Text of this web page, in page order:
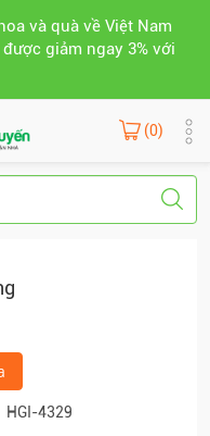
và quà về Việt Nam
giảm ngay 3% với
(0)
HGI-4329